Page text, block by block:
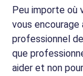
Peu importe où
vous encourage
professionnel
que
aider et non